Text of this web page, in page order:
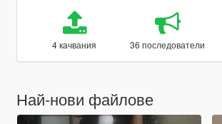
4 качвания 36 последователи
Най-нови файлове